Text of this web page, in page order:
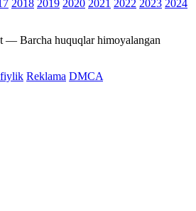
2018 2019 2020 2021 2022 2023 2024
— Barcha huquqlar himoyalangan
Reklama DMCA